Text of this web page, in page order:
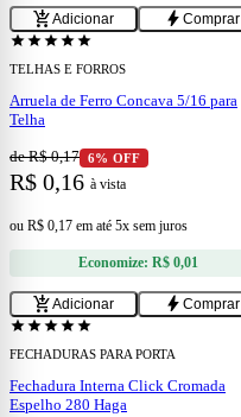
add_shopping_cartAdicionar bolt Comprar
starstarstarstarstar
TELHAS E FORROS
Arruela de Ferro Concava 5/16 para
Telha
de R$ 0,17 6% OFF
R$ 0,16 à vista
ou R$ 0,17 em até 5x sem juros
Economize: R$ 0,01
add_shopping_cartAdicionar bolt Comprar
starstarstarstarstar
FECHADURAS PARA PORTA
Fechadura Interna Click Cromada
Espelho 280 Haga